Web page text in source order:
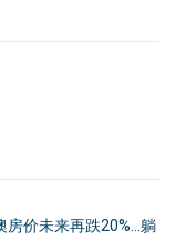
价未来再跌20%...躺